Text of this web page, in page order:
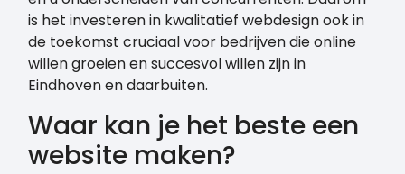
is het investeren in kwalitatief webdesign ook in
de toekomst cruciaal voor bedrijven die online
willen groeien en succesvol willen zijn in
Eindhoven en daarbuiten.
Waar kan je het beste een
website maken?